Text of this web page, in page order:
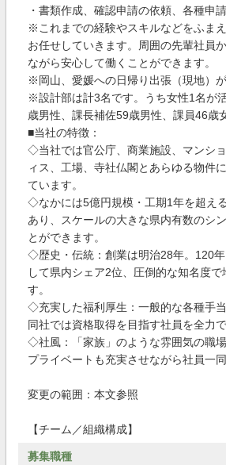
・書類作成、確認申請の依頼、各種
※これまでの経験やスキルなどをふま
お任せしていきます。周囲の先輩社員
ながら安心して働くことができます。
※岡山、愛媛への日帰り出張（現地）が
※設計部は計3名です。うち女性1名が
歳男性、課長補佐59歳男性、課員46歳
■当社の特徴：
◇当社では官公庁、商業施設、マンシ
ィス、工場、寺社仏閣とあらゆる物件
ています。
◇なかには5億円規模・工期1年を超え
あり、スケールの大きな県内有数のシ
とができます。
◇歴史・伝統：創業は明治28年。120年
して県内シェア2位、圧倒的な知名度で
す。
◇充実した福利厚生：一般的な各種手当
同社では資格取得を目指す社員を全力
◇社風：「家族」のような雰囲気の職
プライベートも充実させながら社員一
変更の範囲：本文参照
【チーム／組織構成】
募集職種